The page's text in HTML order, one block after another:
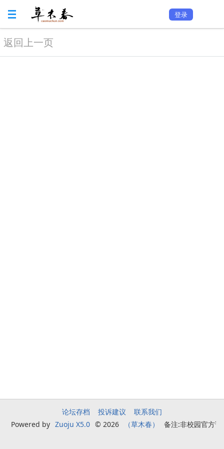
登录
返回上一页
论坛存档 投诉建议
联系我们
Powered by Zuoju X5.0 © 2026 （草木春） 备注:非校园官方论